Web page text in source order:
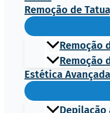
Remoção de
Remoção
Remoção
Estética Avançada
Depilação